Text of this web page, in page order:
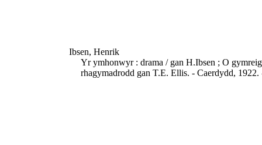
Ibsen, Henrik
Yr ymhonwyr : drama / gan H.Ibsen ; O
rhagymadrodd gan T.E. Ellis. - Caerdydd, 1922.